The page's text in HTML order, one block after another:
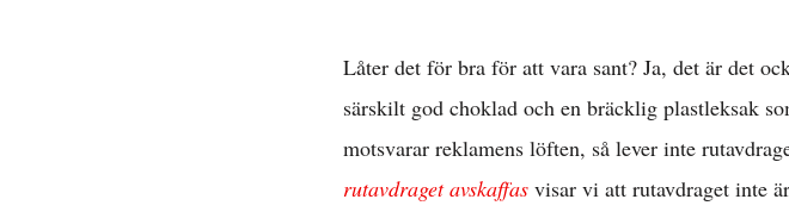
Låter det för bra för att vara sant? Ja, det är det
särskilt god choklad och en bräcklig plastleksak
motsvarar reklamens löften, så lever inte
rutavdraget avskaffas visar vi att rutavdraget inte